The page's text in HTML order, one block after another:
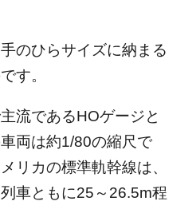
のひらサイズに納まる
す。
流であるHOゲージと
両は約1/80の縮尺で
リカの標準軌幹線は、
車ともに25～26.5m程